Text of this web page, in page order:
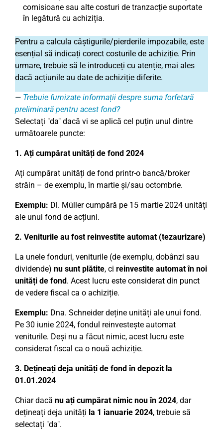
comisioane sau alte costuri de tranzacție suportate
în legătură cu achiziția.
Pentru a calcula câștigurile/pierderile impozabile, este
esențial să indicați corect costurile de achiziție. Prin
urmare, trebuie să le introduceți cu atenție, mai ales
dacă acțiunile au date de achiziție diferite.
Trebuie furnizate informații despre suma forfetară
preliminară pentru acest fond?
Selectați "da" dacă vi se aplică cel puțin unul dintre
următoarele puncte:
1. Ați cumpărat unități de fond 2024
Ați cumpărat unități de fond printr-o bancă/broker
străin – de exemplu, în martie și/sau octombrie.
Exemplu: Dl. Müller cumpără pe 15 martie 2024 unități
ale unui fond de acțiuni.
2. Veniturile au fost reinvestite automat (tezaurizare)
La unele fonduri, veniturile (de exemplu, dobânzi sau
dividende) nu sunt plătite, ci reinvestite automat în noi
unități de fond. Acest lucru este considerat din punct
de vedere fiscal ca o achiziție.
Exemplu: Dna. Schneider deține unități ale unui fond.
Pe 30 iunie 2024, fondul reinvestește automat
veniturile. Deși nu a făcut nimic, acest lucru este
considerat fiscal ca o nouă achiziție.
3. Dețineați deja unități de fond în depozit la
01.01.2024
Chiar dacă nu ați cumpărat nimic nou în 2024, dar
dețineați deja unități la 1 ianuarie 2024, trebuie să
selectați "da".